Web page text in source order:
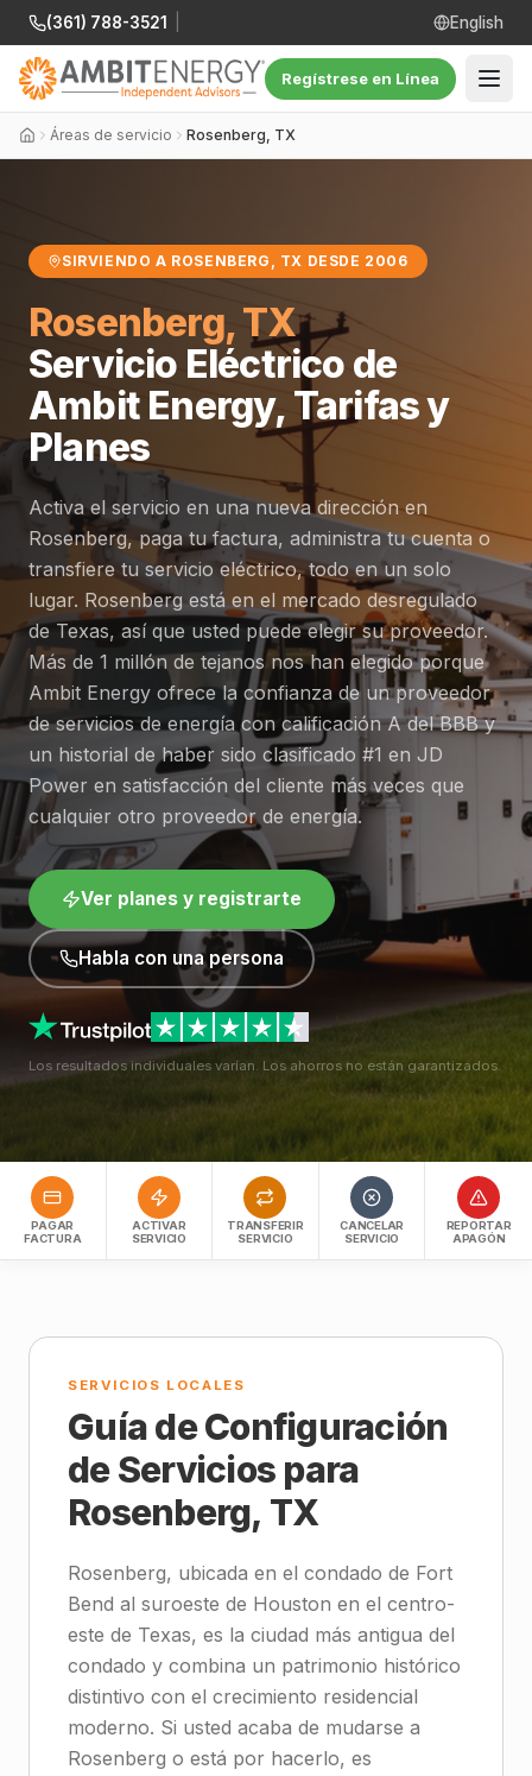
(361) 788-3521 English
Regístrese en Línea
Áreas de servicio Rosenberg, TX
SIRVIENDO A ROSENBERG, TX DESDE 2006
Rosenberg, TX
Servicio Eléctrico de
Ambit Energy, Tarifas y
Planes
Activa el servicio en una nueva dirección en
Rosenberg, paga tu factura, administra tu cuenta o
transfiere tu servicio eléctrico, todo en un solo
lugar. Rosenberg está en el mercado desregulado
de Texas, así que usted puede elegir su proveedor.
Más de 1 millón de tejanos nos han elegido porque
Ambit Energy ofrece la confianza de un proveedor
de servicios de energía con calificación A del BBB y
un historial de haber sido clasificado #1 en JD
Power en satisfacción del cliente más veces que
cualquier otro proveedor de energía.
Ver planes y registrarte
Habla con una persona
Los resultados individuales varían. Los ahorros no están garantizados.
PAGAR
FACTURA
ACTIVAR
SERVICIO
TRANSFERIR
SERVICIO
CANCELAR
SERVICIO
REPORTAR
APAGÓN
SERVICIOS LOCALES
Guía de Configuración
de Servicios para
Rosenberg, TX
Rosenberg, ubicada en el condado de Fort
Bend al suroeste de Houston en el centro-
este de Texas, es la ciudad más antigua del
condado y combina un patrimonio histórico
distintivo con el crecimiento residencial
moderno. Si usted acaba de mudarse a
Rosenberg o está por hacerlo, es